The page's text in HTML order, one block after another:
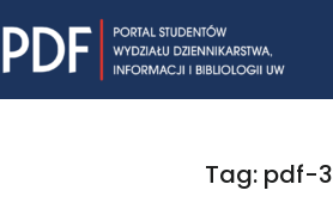
to
content
Tag: pdf-3